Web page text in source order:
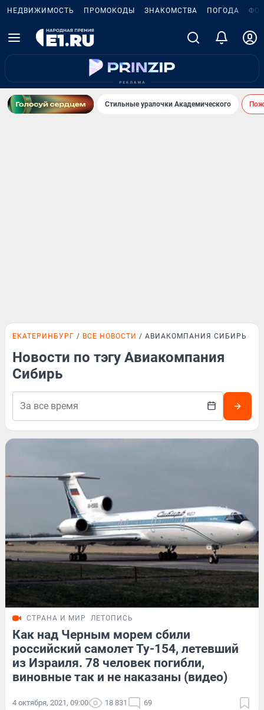
НЕДВИЖИМОСТЬ ПРОМОКОДЫ ЗНАКОМСТВА ПОГОДА
Стильные уралочки Академического
ЕКАТЕРИНБУРГ ВСЕ НОВОСТИ АВИАКОМПАНИЯ СИБИРЬ
Новости по тэгу Авиакомпания
Сибирь
СТРАНА И МИР ЛЕТОПИСЬ
Как над Черным морем сбили
российский самолет Ту-154, летевший
из Израиля. 78 человек погибли,
виновные так и не наказаны (видео)
4 октября, 2021, 09:00 18 831 69